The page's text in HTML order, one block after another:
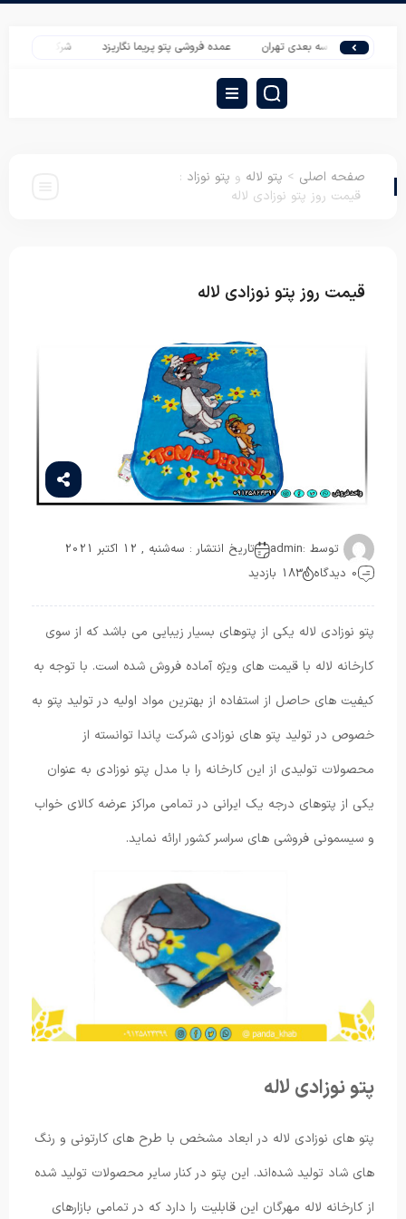
روتختی سه بعدی تهران عمده فروشی پتو پریما نگاریزد شرکت تشک طبی
صفحه اصلی > پتو لاله و پتو نوزاد :
قیمت روز پتو نوزادی لاله
قیمت روز پتو نوزادی لاله
توسط :admin
تاریخ انتشار : سه‌شنبه , 12 اکتبر 2021
0 دیدگاه
183 بازدید
پتو نوزادی لاله یکی از پتوهای بسیار زیبایی می باشد که از سوی
کارخانه لاله با قیمت های ویژه آماده فروش شده است. با توجه به
کیفیت های حاصل از استفاده از بهترین مواد اولیه در تولید پتو به
خصوص در تولید پتو های نوزادی شرکت پاندا توانسته از
محصولات تولیدی از این کارخانه را با مدل پتو نوزادی به عنوان
یکی از پتو‌های درجه یک ایرانی در تمامی مراکز عرضه کالای خواب
و سیسمونی فروشی های سراسر کشور ارائه نماید.
پتو نوزادی لاله
پتو های نوزادی لاله در ابعاد مشخص با طرح های کارتونی و رنگ
های شاد تولید شده‌اند. این پتو در کنار سایر محصولات تولید شده
از کارخانه لاله مهرگان این قابلیت را دارد که در تمامی بازارهای